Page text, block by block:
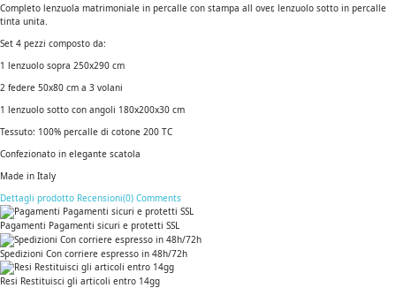
Completo lenzuola matrimoniale in percalle con stampa all over, lenzuolo sotto in percalle
tinta unita.
Set 4 pezzi composto da:
1 lenzuolo sopra 250x290 cm
2 federe 50x80 cm a 3 volani
1 lenzuolo sotto con angoli 180x200x30 cm
Tessuto: 100% percalle di cotone 200 TC
Confezionato in elegante scatola
Made in Italy
Dettagli prodotto Recensioni(0) Comments
Pagamenti Pagamenti sicuri e protetti SSL
Spedizioni Con corriere espresso in 48h/72h
Resi Restituisci gli articoli entro 14gg